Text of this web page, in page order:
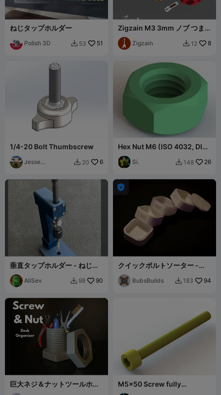
ねじタップホルダー
Polish 3D  53 51
Zigzain M3 3mm ノブ つま
みネジ セット
Zigzain  12 8
1/4-20 Bolt Thumbscrew
Jesse
 20 6
Hex Nut M6 (ISO 4032, DIN
934)
Si.  148 26
垂直タップホルダー - ねじ切
りガイド
AliSev  98 90

クイックボルトソーター -
M2、M3、M4、M5
BubsBuilds  183 94
巨大ネジ＆ナットツールホル
ダー - デスクオーガナイザー
M5x50 Screw fully
threaded (ISO 4762 / DIN